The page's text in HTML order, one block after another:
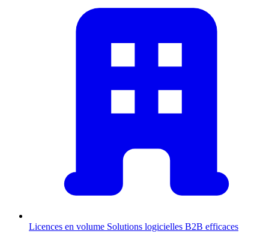
Licences en volume Solutions logicielles B2B efficaces